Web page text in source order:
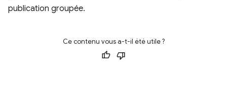
publication groupée.
Ce contenu vous a-t-il été utile ?